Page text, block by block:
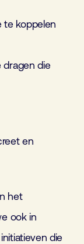
te koppelen
dragen die
en
het
ook in
die